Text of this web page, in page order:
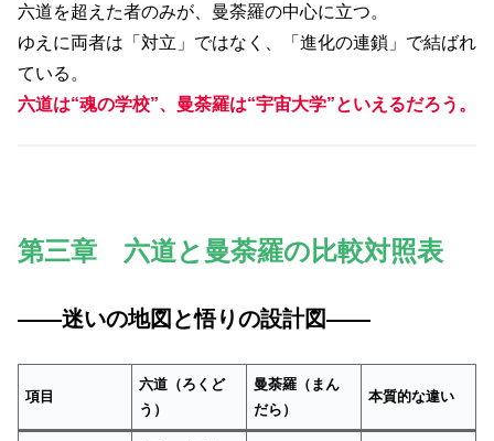
六道を超えた者のみが、曼荼羅の中心に立つ。
ゆえに両者は「対立」ではなく、「進化の連鎖」で結ばれ
ている。
六道は“魂の学校”、曼荼羅は“宇宙大学”といえるだろう。
第三章 六道と曼荼羅の比較対照表
――迷いの地図と悟りの設計図――
項目
六道（ろくど
う）
曼荼羅（まん
だら）
本質的な違い